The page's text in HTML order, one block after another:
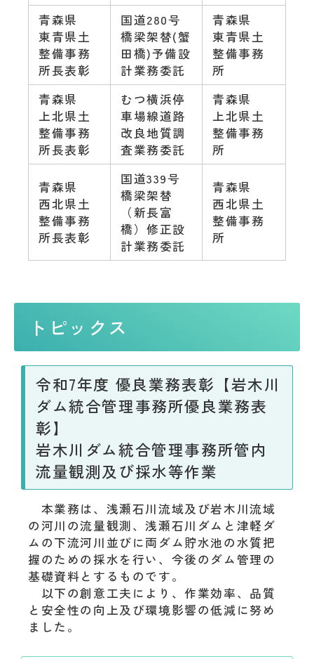
青森県
東青県土
整備事務
所長表彰
国道280号
橋梁架替(蟹
田橋)予備設
計業務委託
青森県
東青県土
整備事務
所
青森県
上北県土
整備事務
所長表彰
むつ横浜停
車場線道路
改良地質調
査業務委託
青森県
上北県土
整備事務
所
青森県
西北県土
整備事務
所長表彰
国道339号
橋梁架替
（新長富
橋）修正設
計業務委託
青森県
西北県土
整備事務
所
トピックス
令和7年度 優良業務表彰【岩木川
ダム統合管理事務所優良業務表
彰】
岩木川ダム統合管理事務所管内
流量観測及び採水等作業
本業務は、浅瀬石川流域及び岩木川流域
の河川の流量観測、浅瀬石川ダムと津軽ダ
ムの下流河川並びに両ダム貯水池の水質把
握のための採水を行い、今後のダム管理の
基礎資料とするものです。
以下の創意工夫により、作業効率、品質
と安全性の向上及び環境影響の低減に努め
ました。